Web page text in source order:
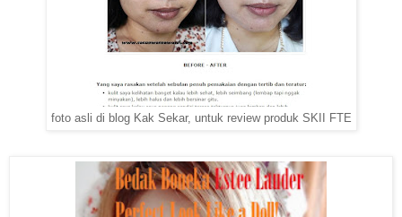
foto asli di blog Kak Sekar, untuk review produk SKII FTE